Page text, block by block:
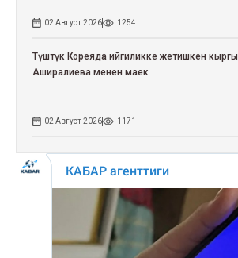
02 Август 2026 1254
Түштүк Кореяда ийгиликке жетишкен
Аширалиева менен маек
02 Август 2026 1171